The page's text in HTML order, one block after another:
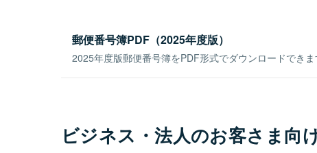
郵便番号簿PDF（2025年度版）
2025年度版郵便番号簿をPDF形式でダウンロードできま
ビジネス・法人のお客さま向